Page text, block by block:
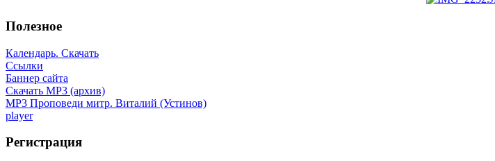
Полезное
Календарь. Скачать
Ссылки
Баннер сайта
Скачать MP3 (архив)
MP3 Проповеди митр. Виталий (Устинов)
player
Регистрация